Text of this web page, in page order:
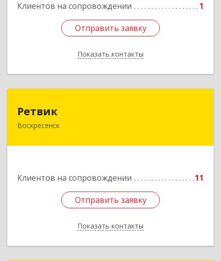
Клиентов на сопровождении 1
Отправить заявку
Показать контакты
Подробнее
Отправить заявку
Назад
Ретвик
Воскресенск
Клиентов на сопровождении 11
Отправить заявку
Показать контакты
140200, Московская обл, Воскресенск г,
Отправить заявку
Назад